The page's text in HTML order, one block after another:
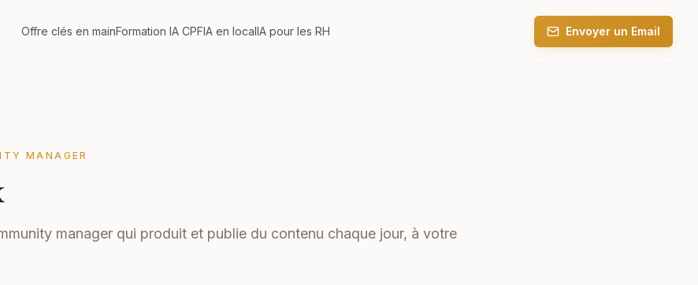
Offre clés en mainFormation IA CPFIA en localIA pour les RH Envoyer un Email
MANAGER
manager qui produit et publie du contenu chaque jour, à votre